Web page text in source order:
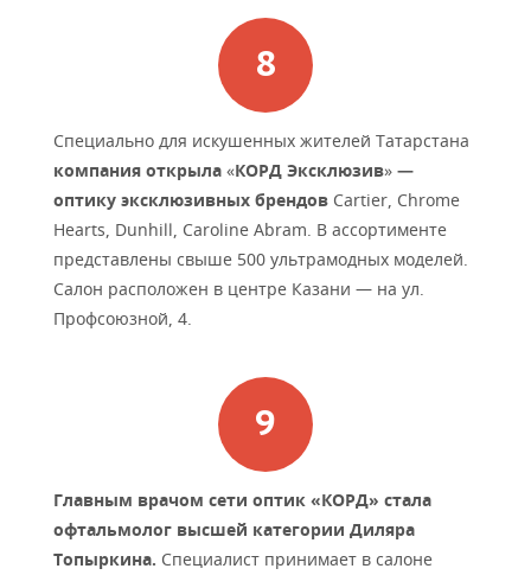
Специально для искушенных жителей Татарстана
компания открыла «КОРД Эксклюзив» —
оптику эксклюзивных брендов Cartier, Chrome
Hearts, Dunhill, Caroline Abram. В ассортименте
представлены свыше 500 ультрамодных моделей.
Салон расположен в центре Казани — на ул.
Профсоюзной, 4.
Главным врачом сети оптик «КОРД» стала
офтальмолог высшей категории Диляра
Топыркина. Специалист принимает в салоне